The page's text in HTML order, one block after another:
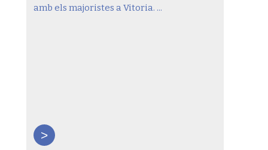
amb els majoristes a Vitoria. ...
>